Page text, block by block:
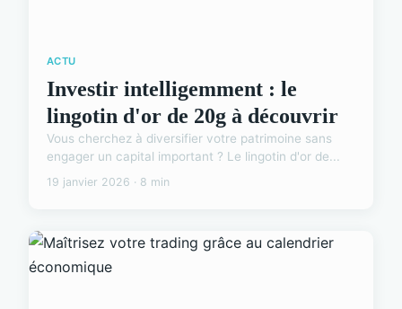
ACTU
Investir intelligemment : le
lingotin d'or de 20g à découvrir
Vous cherchez à diversifier votre patrimoine sans
engager un capital important ? Le lingotin d'or de...
19 janvier 2026 · 8 min